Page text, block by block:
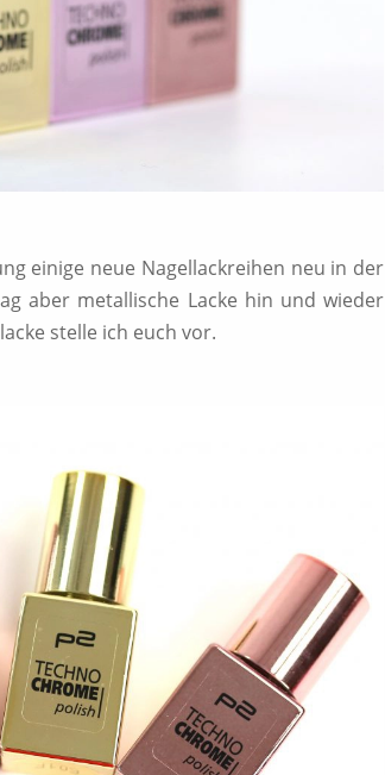
einige neue Nagellackreihen neu in der
aber metallische Lacke hin und wieder
stelle ich euch vor.